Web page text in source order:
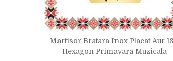
Martisor Bratara Inox Placat Aur
Hexagon Primavara Muzicala